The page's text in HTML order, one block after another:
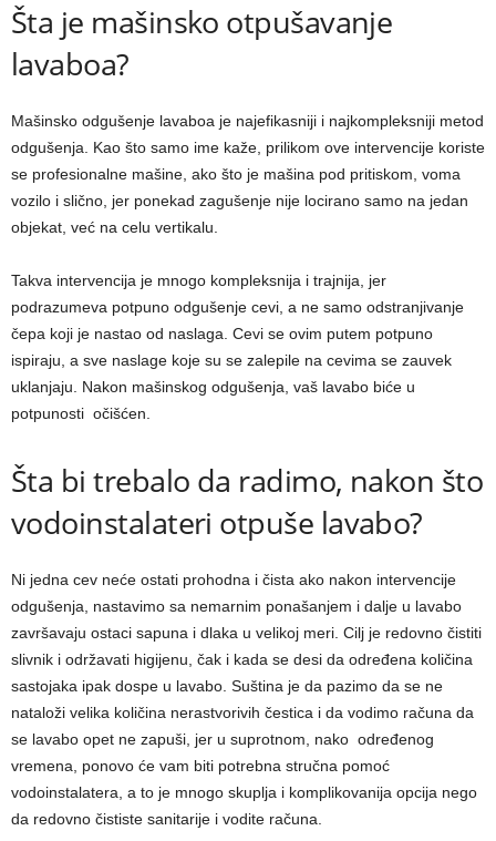
Šta je mašinsko otpušavanje
lavaboa?
Mašinsko odgušenje lavaboa je najefikasniji i najkompleksniji metod
odgušenja. Kao što samo ime kaže, prilikom ove intervencije koriste
se profesionalne mašine, ako što je mašina pod pritiskom, voma
vozilo i slično, jer ponekad zagušenje nije locirano samo na jedan
objekat, već na celu vertikalu.
Takva intervencija je mnogo kompleksnija i trajnija, jer
podrazumeva potpuno odgušenje cevi, a ne samo odstranjivanje
čepa koji je nastao od naslaga. Cevi se ovim putem potpuno
ispiraju, a sve naslage koje su se zalepile na cevima se zauvek
uklanjaju. Nakon mašinskog odgušenja, vaš lavabo biće u
potpunosti očišćen.
Šta bi trebalo da radimo, nakon što
vodoinstalateri otpuše lavabo?
Ni jedna cev neće ostati prohodna i čista ako nakon intervencije
odgušenja, nastavimo sa nemarnim ponašanjem i dalje u lavabo
završavaju ostaci sapuna i dlaka u velikoj meri. Cilj je redovno čistiti
slivnik i održavati higijenu, čak i kada se desi da određena količina
sastojaka ipak dospe u lavabo. Suština je da pazimo da se ne
nataloži velika količina nerastvorivih čestica i da vodimo računa da
se lavabo opet ne zapuši, jer u suprotnom, nako određenog
vremena, ponovo će vam biti potrebna stručna pomoć
vodoinstalatera, a to je mnogo skuplja i komplikovanija opcija nego
da redovno čististe sanitarije i vodite računa.